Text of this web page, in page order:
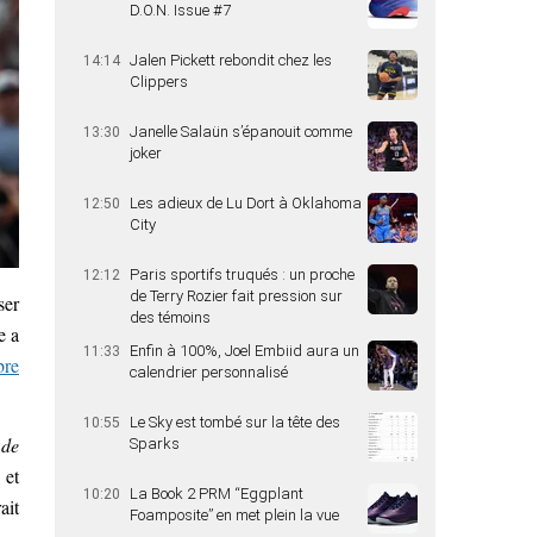
a
et
D.O.N. Issue #7
14:14 Jalen Pickett rebondit chez les
Clippers
13:30
Janelle Salaün s’épanouit comme
joker
12:50
Les adieux de Lu Dort à Oklahoma
City
12:12
Paris sportifs truqués : un proche
de Terry Rozier fait pression sur
des témoins
11:33
Enfin à 100%, Joel Embiid aura un
calendrier personnalisé
10:55
Le Sky est tombé sur la tête des
Sparks
10:20
La Book 2 PRM “Eggplant
Foamposite” en met plein la vue